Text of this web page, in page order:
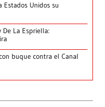
Estados Unidos su
La Espriella:
buque contra el Canal